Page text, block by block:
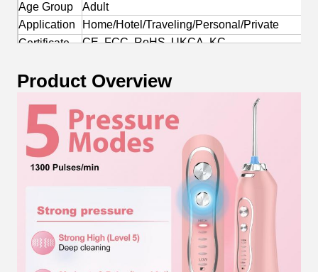
Age Group
Adult
Application
Home/Hotel/Traveling/Personal/Private
Certificate
CE, FCC, RoHS, UKCA, KC
Product Overview